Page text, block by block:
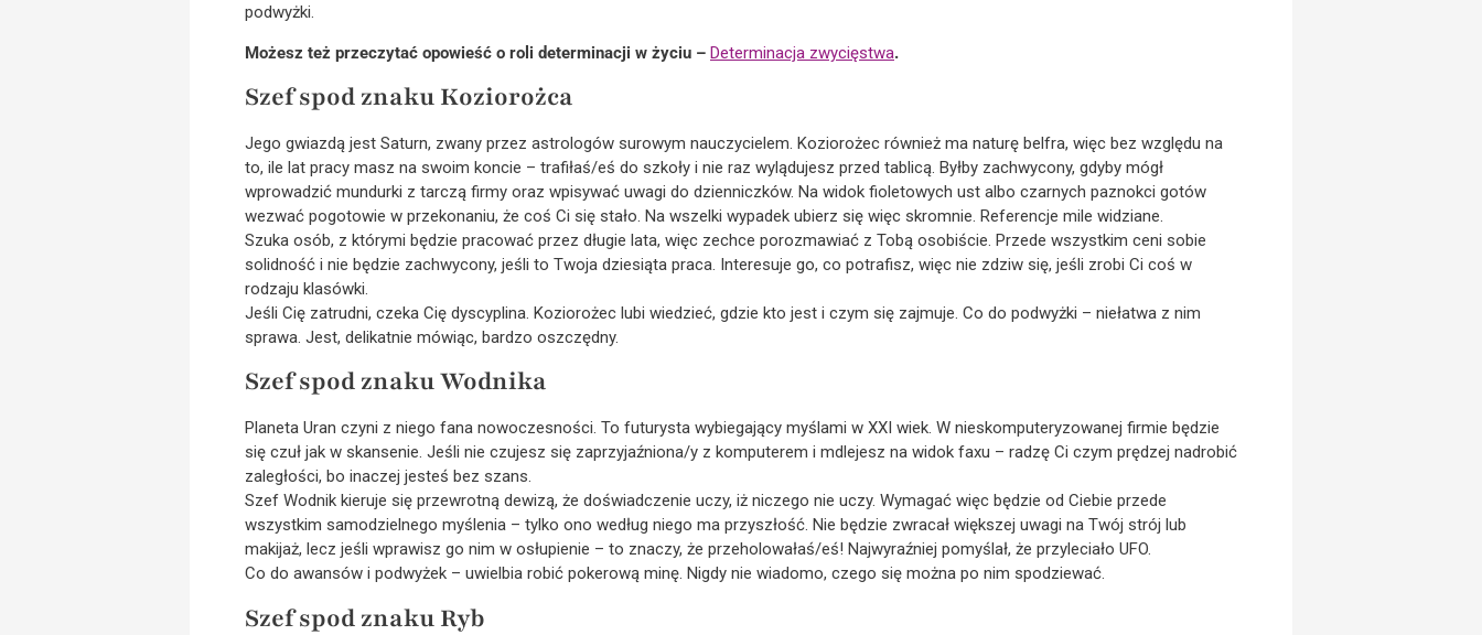
podwyżki.
Możesz też przeczytać opowieść o roli determinacji w życiu – Determinacja zwycięstwa.
Szef spod znaku Koziorożca
Jego gwiazdą jest Saturn, zwany przez astrologów surowym nauczycielem. Koziorożec również ma naturę belfra, więc bez względu na
to, ile lat pracy masz na swoim koncie – trafiłaś/eś do szkoły i nie raz wylądujesz przed tablicą. Byłby zachwycony, gdyby mógł
wprowadzić mundurki z tarczą firmy oraz wpisywać uwagi do dzienniczków. Na widok fioletowych ust albo czarnych paznokci gotów
wezwać pogotowie w przekonaniu, że coś Ci się stało. Na wszelki wypadek ubierz się więc skromnie. Referencje mile widziane.
Szuka osób, z którymi będzie pracować przez długie lata, więc zechce porozmawiać z Tobą osobiście. Przede wszystkim ceni sobie
solidność i nie będzie zachwycony, jeśli to Twoja dziesiąta praca. Interesuje go, co potrafisz, więc nie zdziw się, jeśli zrobi Ci coś w
rodzaju klasówki.
Jeśli Cię zatrudni, czeka Cię dyscyplina. Koziorożec lubi wiedzieć, gdzie kto jest i czym się zajmuje. Co do podwyżki – niełatwa z nim
sprawa. Jest, delikatnie mówiąc, bardzo oszczędny.
Szef spod znaku Wodnika
Planeta Uran czyni z niego fana nowoczesności. To futurysta wybiegający myślami w XXI wiek. W nieskomputeryzowanej firmie będzie
się czuł jak w skansenie. Jeśli nie czujesz się zaprzyjaźniona/y z komputerem i mdlejesz na widok faxu – radzę Ci czym prędzej nadrobić
zaległości, bo inaczej jesteś bez szans.
Szef Wodnik kieruje się przewrotną dewizą, że doświadczenie uczy, iż niczego nie uczy. Wymagać więc będzie od Ciebie przede
wszystkim samodzielnego myślenia – tylko ono według niego ma przyszłość. Nie będzie zwracał większej uwagi na Twój strój lub
makijaż, lecz jeśli wprawisz go nim w osłupienie – to znaczy, że przeholowałaś/eś! Najwyraźniej pomyślał, że przyleciało UFO.
Co do awansów i podwyżek – uwielbia robić pokerową minę. Nigdy nie wiadomo, czego się można po nim spodziewać.
Szef spod znaku Ryb